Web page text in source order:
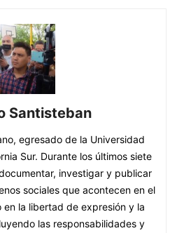
Santisteban
egresado de la Universidad
Sur. Durante los últimos siete
investigar y publicar
sociales que acontecen en el
la libertad de expresión y la
las responsabilidades y